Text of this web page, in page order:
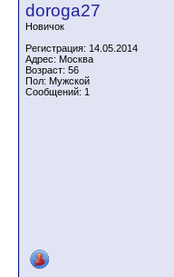
doroga27
Новичок
Регистрация: 14.05.2014
Адрес: Москва
Возраст: 56
Пол: Мужской
Сообщений: 1